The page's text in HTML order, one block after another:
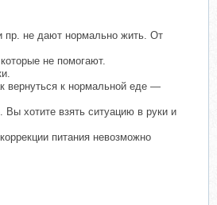
пр. не дают нормально жить. От
не помогают.
вернуться к нормальной еде —
хотите взять ситуацию в руки и
питания невозможно